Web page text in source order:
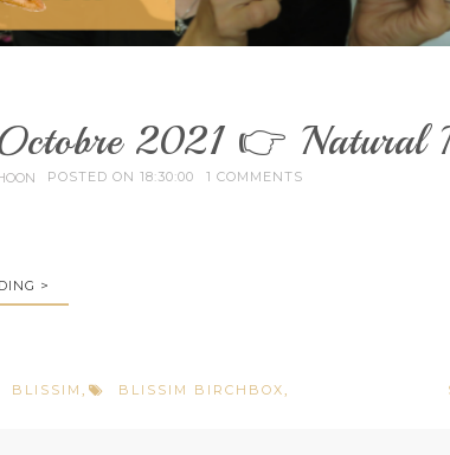
2021 👉 Natural
POSTED ON 18:30:00 1 COMMENTS
>
BLISSIM , BLISSIM BIRCHBOX,